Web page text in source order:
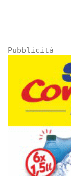
Pubblicità